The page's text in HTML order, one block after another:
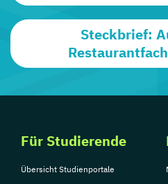
Steckbrief:
Für Studierende
Übersicht Studienportale